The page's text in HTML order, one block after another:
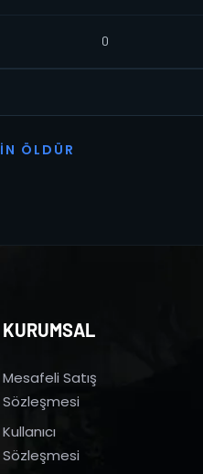
0
I N Ö L D Ü R
KURUMSAL
Mesafeli Satış
Sözleşmesi
Kullanıcı
Sözleşmesi